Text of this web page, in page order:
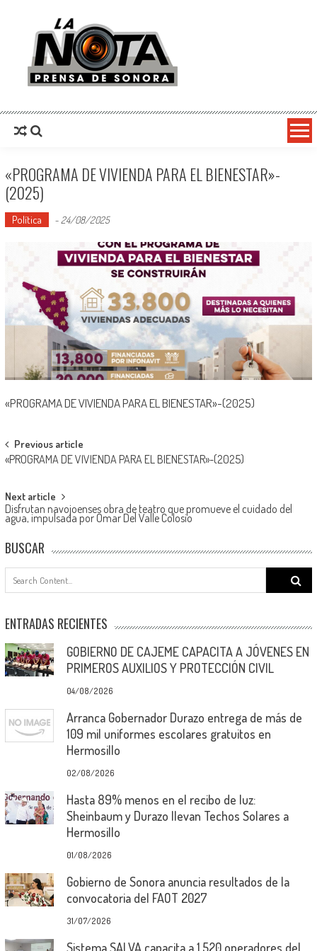
La Nota Prensa De Sonora
«PROGRAMA DE VIVIENDA PARA EL BIENESTAR»-
(2025)
Política - 24/08/2025
«PROGRAMA DE VIVIENDA PARA EL BIENESTAR»-(2025)
Post
navigation
Previous article
«PROGRAMA DE VIVIENDA PARA EL BIENESTAR»-(2025)
Next article
Disfrutan navojoenses obra de teatro que promueve el cuidado del
agua, impulsada por Omar Del Valle Colosio
BUSCAR
Search
for:
ENTRADAS RECIENTES
GOBIERNO DE CAJEME CAPACITA A JÓVENES EN
PRIMEROS AUXILIOS Y PROTECCIÓN CIVIL
04/08/2026
Arranca Gobernador Durazo entrega de más de
109 mil uniformes escolares gratuitos en
Hermosillo
02/08/2026
Hasta 89% menos en el recibo de luz:
Sheinbaum y Durazo llevan Techos Solares a
Hermosillo
01/08/2026
Gobierno de Sonora anuncia resultados de la
convocatoria del FAOT 2027
31/07/2026
Sistema SALVA capacita a 1,520 operadores del